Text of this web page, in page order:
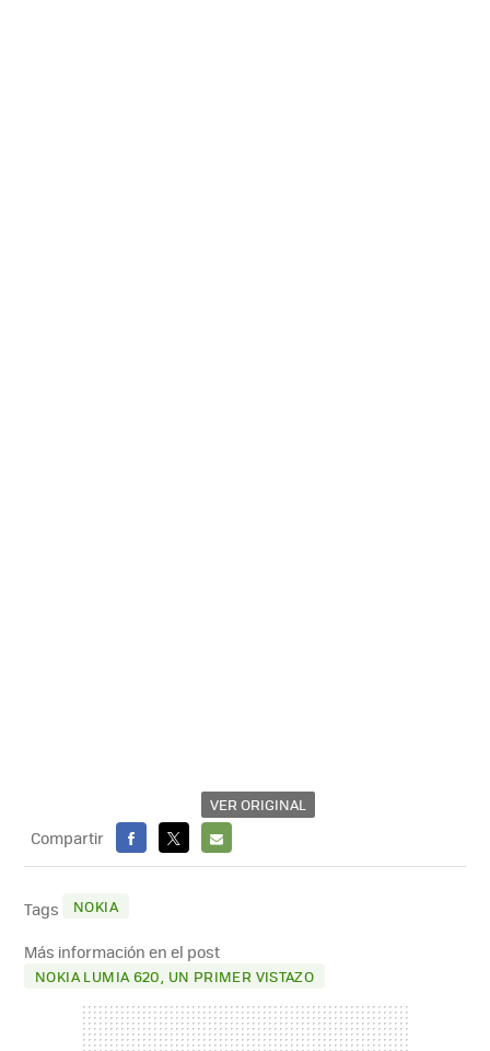
VER ORIGINAL
Compartir
FACEBOOK
X
E-
Tags NOKIA
Más información en el post
NOKIA LUMIA 620, UN PRIMER VISTAZO